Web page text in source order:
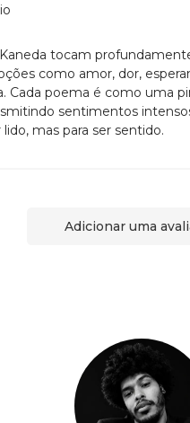
tocam
como amor, dor,
Cada poema é como uma
sentimentos
lido, mas para ser sentido.
Adicionar uma